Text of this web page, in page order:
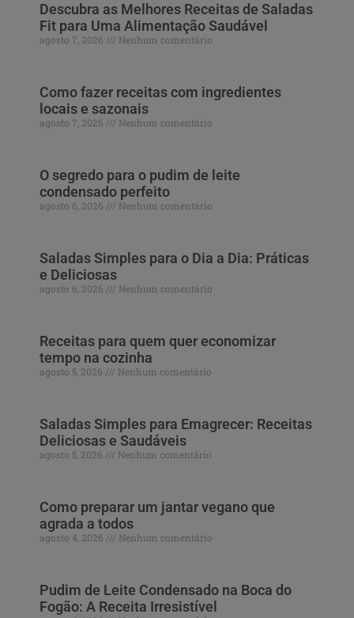
Descubra as Melhores Receitas de Saladas
Fit para Uma Alimentação Saudável
agosto 7, 2026 Nenhum comentário
Como fazer receitas com ingredientes
locais e sazonais
agosto 7, 2026 Nenhum comentário
O segredo para o pudim de leite
condensado perfeito
agosto 6, 2026 Nenhum comentário
Saladas Simples para o Dia a Dia: Práticas
e Deliciosas
agosto 6, 2026 Nenhum comentário
Receitas para quem quer economizar
tempo na cozinha
agosto 5, 2026 Nenhum comentário
Saladas Simples para Emagrecer: Receitas
Deliciosas e Saudáveis
agosto 5, 2026 Nenhum comentário
Como preparar um jantar vegano que
agrada a todos
agosto 4, 2026 Nenhum comentário
Pudim de Leite Condensado na Boca do
Fogão: A Receita Irresistível